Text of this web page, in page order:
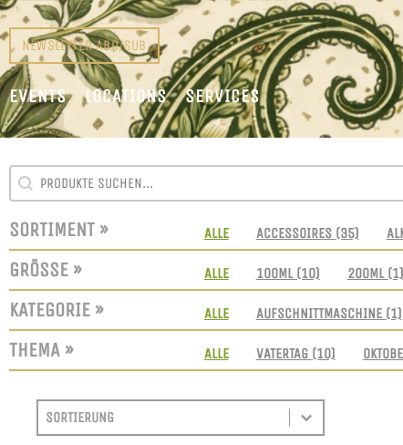
NEWSLETTER ABO/SUB
EVENTS LOCATIONS SERVICES
SUCHFELD
SEARCH CONTENT
SORTIMENT » SORTIMENT
ALLE ACCESSOIRES (35)
GRÖSSE »
GRÖSSEN
ALLE 100ML (10) 200ML (1)
KATEGORIE »
KATEGORIE
ALLE AUFSCHNITTMASCHINE (1)
THEMA »
THEMEN
ALLE VATERTAG (10)
SORTIEREN
SORT CONTENT
SORT CONTENT